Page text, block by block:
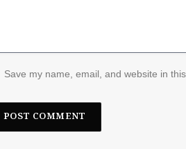
Save my name, email, and website in